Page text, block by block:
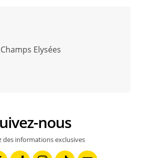
Elysées
nous
des informations exclusives